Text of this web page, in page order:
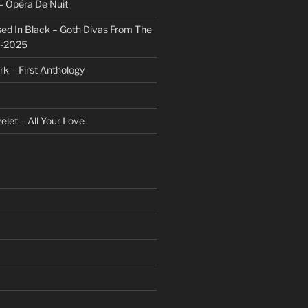
Opéra De Nuit
In Black – Goth Divas From The
2025
– First Anthology
– All Your Love